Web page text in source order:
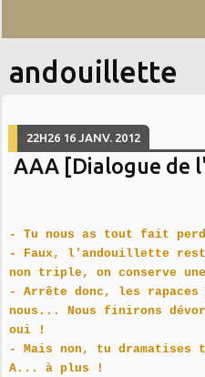
andouillette
22H26 16 JANV. 2012
AAA [Dialogue de
- Tu nous as tout fait
- Faux, l'andouillette
non triple, on conserve
- Arrête donc, les rapaces
nous... Nous finirons
oui !
- Mais non, tu
A... à plus !